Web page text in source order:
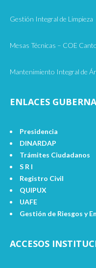
Gestión Integral de Limpieza
Mesas Técnicas – COE
Mantenimiento Integral de
ENLACES
Presidencia
DINARDAP
Trámites Ciudadanos
S R I
Registro Civil
QUIPUX
UAFE
Gestión de Riesgos y
ACCESOS